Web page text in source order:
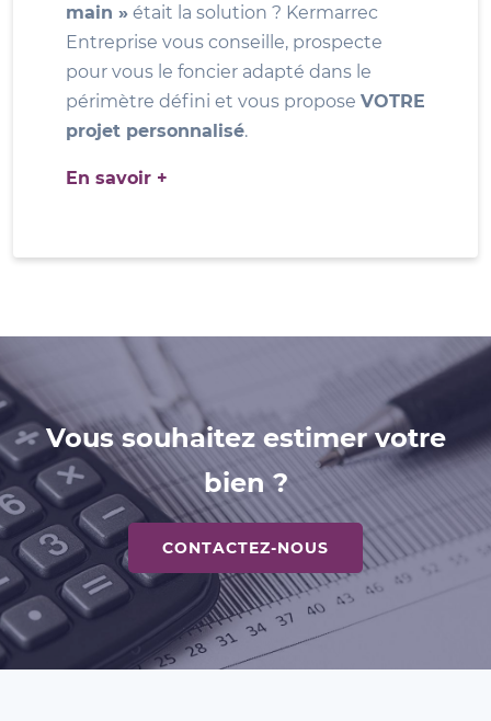
main » était la solution ? Kermarrec
Entreprise vous conseille, prospecte
pour vous le foncier adapté dans le
périmètre défini et vous propose VOTRE
projet personnalisé.
En savoir +
Vous souhaitez estimer votre
bien ?
CONTACTEZ-NOUS